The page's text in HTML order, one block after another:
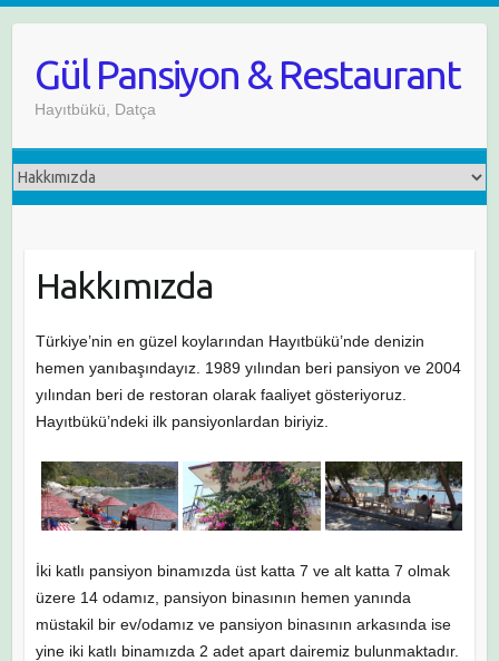
contentGül Pansiyon & Restaurant
Hayıtbükü, Datça
Hakkımızda
Türkiye’nin en güzel koylarından Hayıtbükü’nde denizin
hemen yanıbaşındayız. 1989 yılından beri pansiyon ve 2004
yılından beri de restoran olarak faaliyet gösteriyoruz.
Hayıtbükü’ndeki ilk pansiyonlardan biriyiz.
İki katlı pansiyon binamızda üst katta 7 ve alt katta 7 olmak
üzere 14 odamız, pansiyon binasının hemen yanında
müstakil bir ev/odamız ve pansiyon binasının arkasında ise
yine iki katlı binamızda 2 adet apart dairemiz bulunmaktadır.